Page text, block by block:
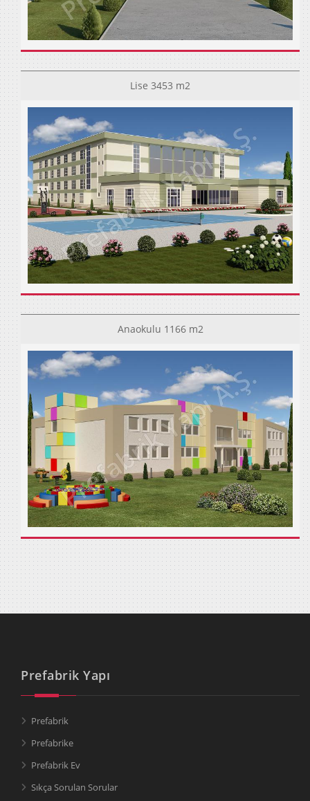
Lise 3453 m2
Anaokulu 1166 m2
Prefabrik Yapı
Prefabrik
Prefabrike
Prefabrik Ev
Sıkça Sorulan Sorular